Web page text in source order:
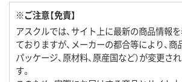
※ご注意【免責】
アスクルでは、サイト上に最新の商品情報
ておりますが、メーカーの都合等により、商品
パッケージ、原材料、原産国など）が変更さ
す。